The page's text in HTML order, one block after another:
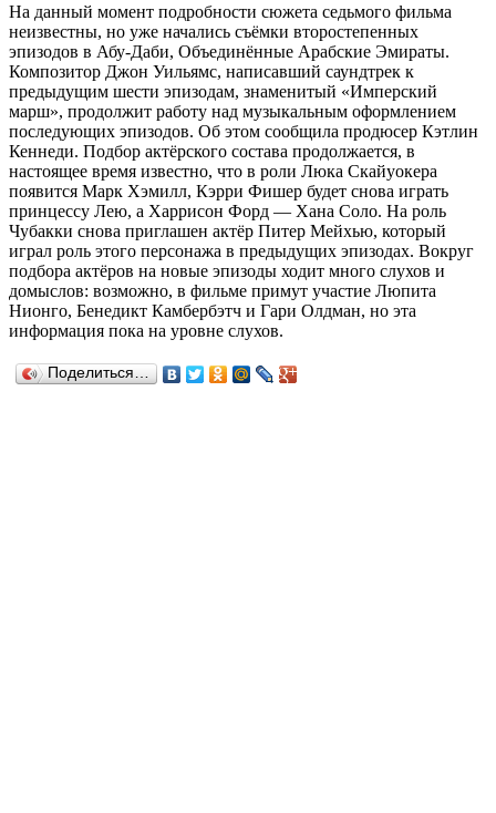
На данный момент подробности сюжета седьмого фильма
неизвестны, но уже начались съёмки второстепенных
эпизодов в Абу-Даби, Объединённые Арабские Эмираты.
Композитор Джон Уильямс, написавший саундтрек к
предыдущим шести эпизодам, знаменитый «Имперский
марш», продолжит работу над музыкальным оформлением
последующих эпизодов. Об этом сообщила продюсер Кэтлин
Кеннеди. Подбор актёрского состава продолжается, в
настоящее время известно, что в роли Люка Скайуокера
появится Марк Хэмилл, Кэрри Фишер будет снова играть
принцессу Лею, а Харрисон Форд — Хана Соло. На роль
Чубакки снова приглашен актёр Питер Мейхью, который
играл роль этого персонажа в предыдущих эпизодах. Вокруг
подбора актёров на новые эпизоды ходит много слухов и
домыслов: возможно, в фильме примут участие Люпита
Нионго, Бенедикт Камбербэтч и Гари Олдман, но эта
информация пока на уровне слухов.
Поделиться…